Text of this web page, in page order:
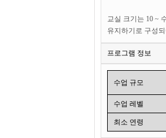
교실 크기는 10 ~
유지하기로 구성
프로그램 정보
수업 규모
수업 레벨
최소 연령